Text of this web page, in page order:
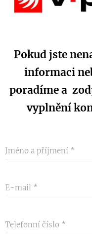
Pokud jste
informaci
poradíme a
vyplnění
Jméno a příjmení
E-mail
Telefonní číslo